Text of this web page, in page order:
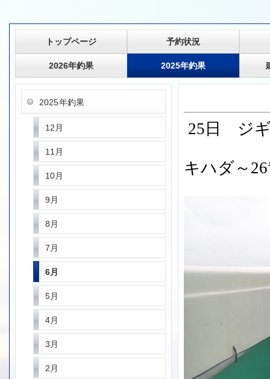
トップページ 予約状況
2026年釣果 2025年釣果
25日 ジ
キハダ～
2025年釣果
12月
11月
10月
9月
8月
7月
6月
5月
4月
3月
2月